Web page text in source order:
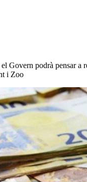
Govern podrà
i Zoo